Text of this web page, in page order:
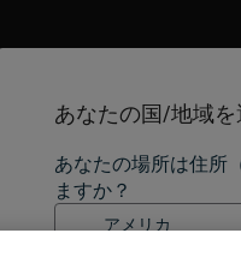
あなたの国/地域
あなたの場所は住所
ますか？
分野 学習リソ